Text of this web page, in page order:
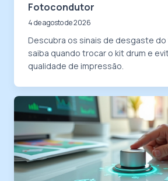
Fotocondutor
4 de agosto de 2026
Descubra os sinais de desgaste
saiba quando trocar o kit drum e
qualidade de impressão.